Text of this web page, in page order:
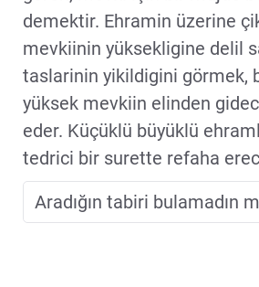
demektir. Ehramin üzerine
mevkiinin yüksekligine delil
taslarinin yikildigini görmek,
yüksek mevkiin elinden
eder. Küçüklü büyüklü
tedrici bir surette refaha